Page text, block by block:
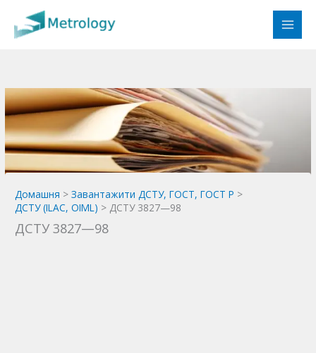
вмісту
Домашня
Завантажити ДСТУ, ГОСТ, ГОСТ Р
ДСТУ (ILAC, OIML)
ДСТУ 3827—98
ДСТУ 3827—98